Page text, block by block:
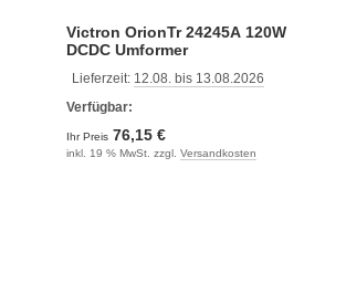
Victron OrionTr 24245A 120W
DCDC Umformer
Lieferzeit: 12.08. bis 13.08.2026
Verfügbar:
Ihr Preis 76,15 €
inkl. 19 % MwSt. zzgl. Versandkosten